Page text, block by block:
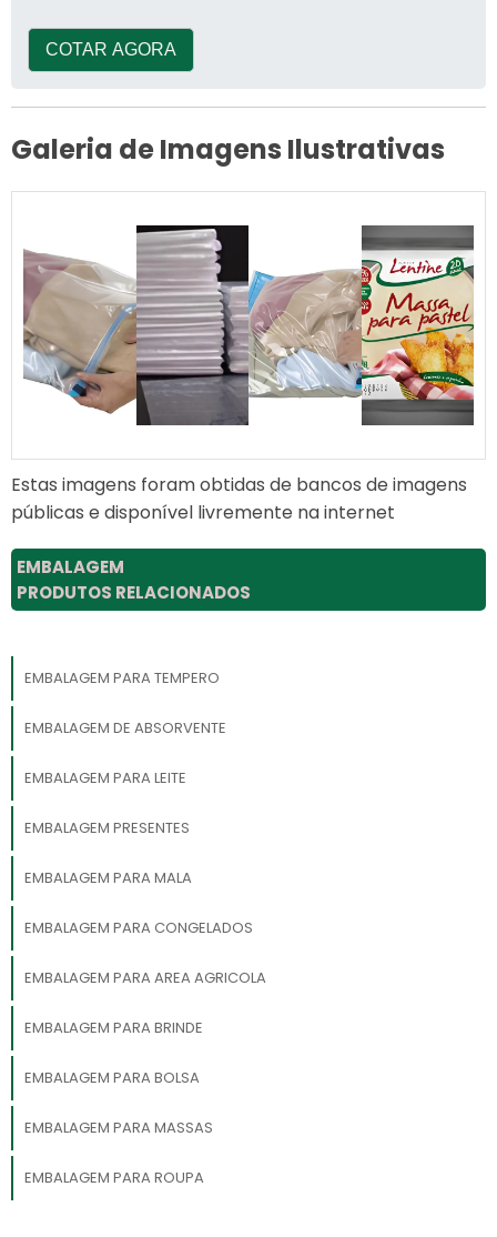
COTAR AGORA
Galeria de Imagens Ilustrativas
Estas imagens foram obtidas de bancos de imagens
públicas e disponível livremente na internet
EMBALAGEM
PRODUTOS RELACIONADOS
EMBALAGEM PARA TEMPERO
EMBALAGEM DE ABSORVENTE
EMBALAGEM PARA LEITE
EMBALAGEM PRESENTES
EMBALAGEM PARA MALA
EMBALAGEM PARA CONGELADOS
EMBALAGEM PARA AREA AGRICOLA
EMBALAGEM PARA BRINDE
EMBALAGEM PARA BOLSA
EMBALAGEM PARA MASSAS
EMBALAGEM PARA ROUPA